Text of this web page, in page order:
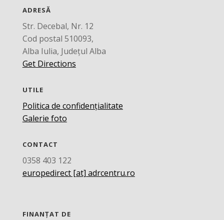
ADRESĂ
Str. Decebal, Nr. 12
Cod postal 510093,
Alba Iulia, Județul Alba
Get Directions
UTILE
Politica de confidențialitate
Galerie foto
CONTACT
0358 403 122
europedirect [at] adrcentru.ro
FINANȚAT DE